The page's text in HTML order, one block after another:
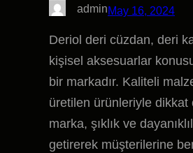
adminMay 16, 2024
Deriol deri cüzdan, deri
kişisel aksesuarlar
bir markadır. Kaliteli
üretilen ürünleriyle dikkat
marka, şıklık ve
getirerek müşterilerine